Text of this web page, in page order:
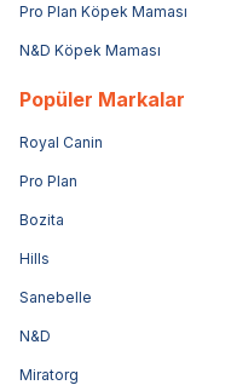
Pro Plan Köpek Maması
N&D Köpek Maması
Popüler Markalar
Royal Canin
Pro Plan
Bozita
Hills
Sanebelle
N&D
Miratorg